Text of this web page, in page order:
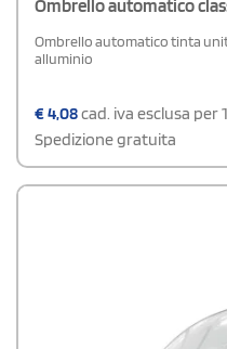
Ombrello automatico
Ombrello automatico tinta
alluminio
€4,08cad. iva esclusa per
Spedizione gratuita